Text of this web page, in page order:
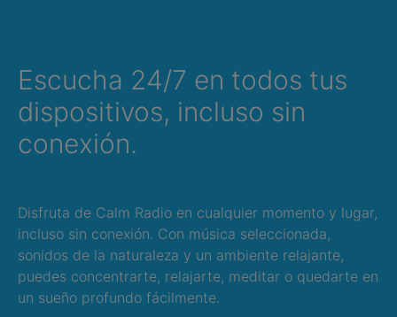
Escucha 24/7 en todos tus
dispositivos, incluso sin
conexión.
Disfruta de Calm Radio en cualquier momento y lugar,
incluso sin conexión. Con música seleccionada,
sonidos de la naturaleza y un ambiente relajante,
puedes concentrarte, relajarte, meditar o quedarte en
un sueño profundo fácilmente.